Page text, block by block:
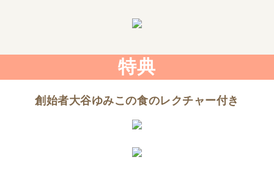
特典
創始者大谷ゆみこの食のレクチャー付き